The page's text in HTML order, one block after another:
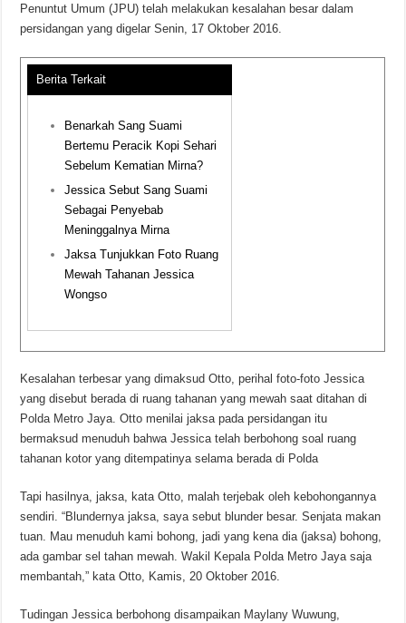
Penuntut Umum (JPU) telah melakukan kesalahan besar dalam
persidangan yang digelar Senin, 17 Oktober 2016.
Berita Terkait
Benarkah Sang Suami
Bertemu Peracik Kopi Sehari
Sebelum Kematian Mirna?
Jessica Sebut Sang Suami
Sebagai Penyebab
Meninggalnya Mirna
Jaksa Tunjukkan Foto Ruang
Mewah Tahanan Jessica
Wongso
Kesalahan terbesar yang dimaksud Otto, perihal foto-foto Jessica
yang disebut berada di ruang tahanan yang mewah saat ditahan di
Polda Metro Jaya. Otto menilai jaksa pada persidangan itu
bermaksud menuduh bahwa Jessica telah berbohong soal ruang
tahanan kotor yang ditempatinya selama berada di Polda
Tapi hasilnya, jaksa, kata Otto, malah terjebak oleh kebohongannya
sendiri. “Blundernya jaksa, saya sebut blunder besar. Senjata makan
tuan. Mau menuduh kami bohong, jadi yang kena dia (jaksa) bohong,
ada gambar sel tahan mewah. Wakil Kepala Polda Metro Jaya saja
membantah,” kata Otto, Kamis, 20 Oktober 2016.
Tudingan Jessica berbohong disampaikan Maylany Wuwung,